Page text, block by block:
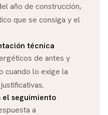
año de construcción,
que se consiga y el
técnica
de antes y
cuando lo exige la
el seguimiento
a